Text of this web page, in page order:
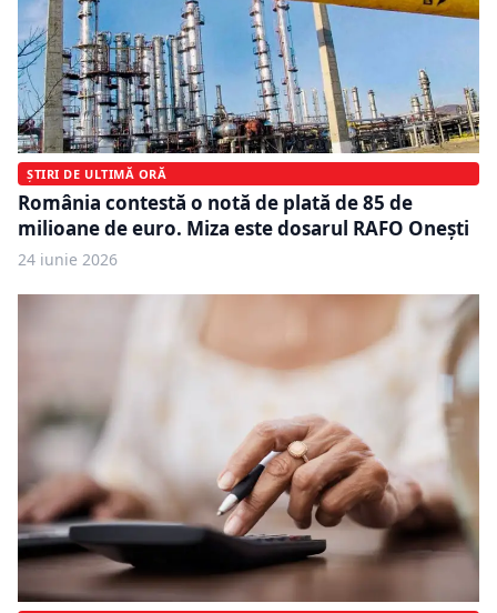
ȘTIRI DE ULTIMĂ ORĂ
România contestă o notă de plată de 85 de
milioane de euro. Miza este dosarul RAFO Onești
24 iunie 2026